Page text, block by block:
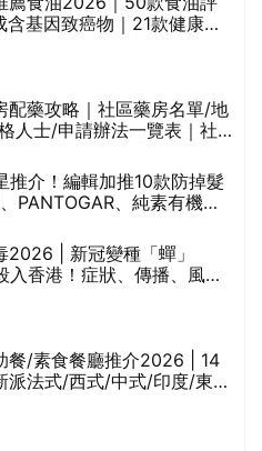
含基因致癌物｜21款健康煮
配藥攻略｜社區藥房名單/地
人士/申請辦法一覽表｜社
續更新）
介！編輯加推10款防掉髮
PANTOGAR、純素有機、
2026 | 新冠變種「蟬」
入香港！症狀、傳播、風險
餐/素食餐廳推介2026 | 14
派法式/西式/中式/印度/東南